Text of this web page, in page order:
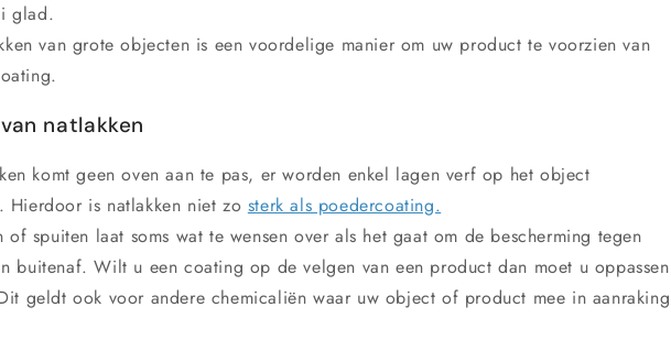
glad.
van grote objecten is een voordelige manier om uw product te voorzien van
natlakken
komt geen oven aan te pas, er worden enkel lagen verf op het object
Hierdoor is natlakken niet zo sterk als poedercoating.
of spuiten laat soms wat te wensen over als het gaat om de bescherming tegen
buitenaf. Wilt u een coating op de velgen van een product dan moet u oppassen
geldt ook voor andere chemicaliën waar uw object of product mee in aanraking